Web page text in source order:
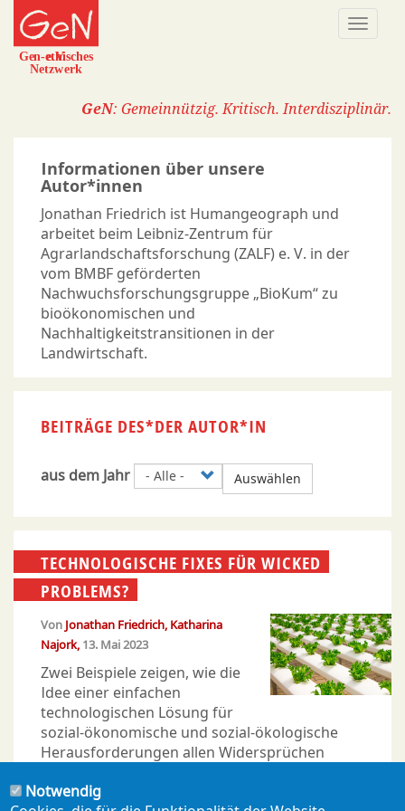
Direkt
zum
Inhalt
GeN: Gemeinnützig. Kritisch. Interdisziplinär.
Informationen über unsere
Autor*innen
Jonathan Friedrich ist Humangeograph und
arbeitet beim Leibniz-Zentrum für
Agrarlandschaftsforschung (ZALF) e. V. in der
vom BMBF geförderten
Nachwuchsforschungsgruppe „BioKum“ zu
bioökonomischen und
Nachhaltigkeitstransitionen in der
Landwirtschaft.
BEITRÄGE DES*DER AUTOR*IN
aus dem Jahr Auswählen
TECHNOLOGISCHE FIXES FÜR WICKED
PROBLEMS?
Von Jonathan Friedrich Katharina
Najork 13. Mai 2023
Zwei Beispiele zeigen, wie die
Idee einer einfachen
technologischen Lösung für
sozial-ökonomische und sozial-ökologische
Herausforderungen allen Widersprüchen
Ansätzen steht einer wirklichen
Notwendig